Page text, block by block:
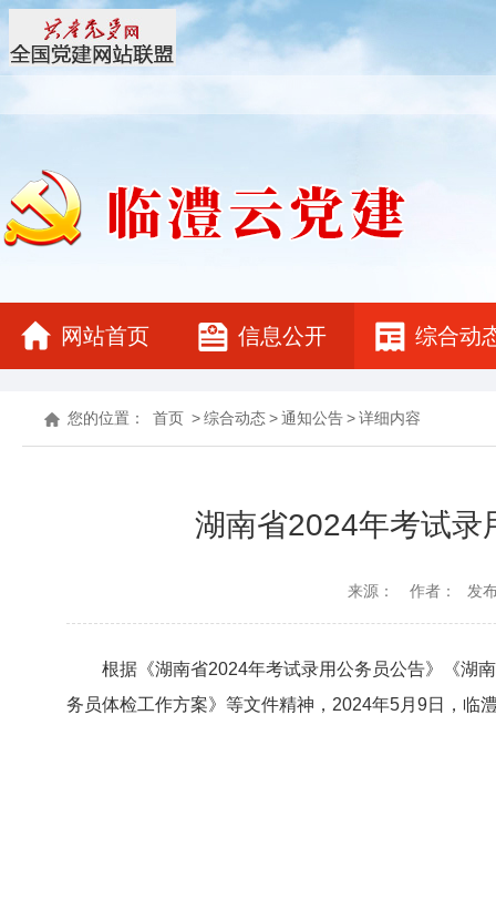
网站首页 信息公开 综合动
您的位置： 首页 >综合动态>通知公告>详细内容
湖南省2024年考试录
来源： 作者： 发
根据《湖南省2024年考试录用公务员公告》《湖
务员体检工作方案》等文件精神，2024年5月9日，临